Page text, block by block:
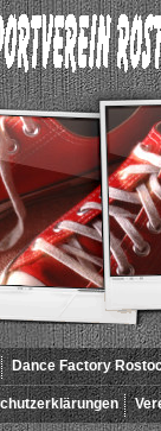
Dance Factory